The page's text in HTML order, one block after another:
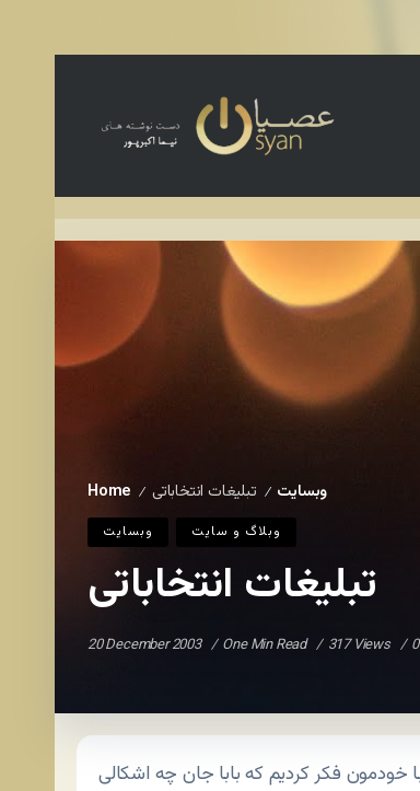
Home / وبسایت / تبلیغات انتخاباتی
وبسایت وبلاگ و سايت
تبلیغات انتخاباتی
20 December 2003 One Min Read 317 Views
خودمون فکر کردیم که بابا جان چه اشکالی